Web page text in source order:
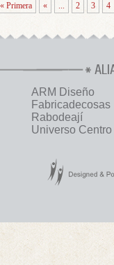
« Primera « ... 2 3 4
ARM Diseño
Fabricadecosas
Rabodeají
Universo Centro